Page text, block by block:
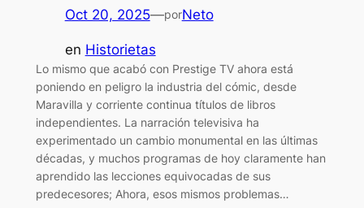
Oct 20, 2025—porNeto
en Historietas
Lo mismo que acabó con Prestige TV ahora está
poniendo en peligro la industria del cómic, desde
Maravilla y corriente continua títulos de libros
independientes. La narración televisiva ha
experimentado un cambio monumental en las últimas
décadas, y muchos programas de hoy claramente han
aprendido las lecciones equivocadas de sus
predecesores; Ahora, esos mismos problemas…